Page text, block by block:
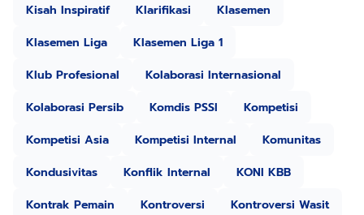
Kisah Inspiratif
Klarifikasi
Klasemen
Klasemen Liga
Klasemen Liga 1
Klub Profesional
Kolaborasi Internasional
Kolaborasi Persib
Komdis PSSI
Kompetisi
Kompetisi Asia
Kompetisi Internal
Komunitas
Kondusivitas
Konflik Internal
KONI KBB
Kontrak Pemain
Kontroversi
Kontroversi Wasit